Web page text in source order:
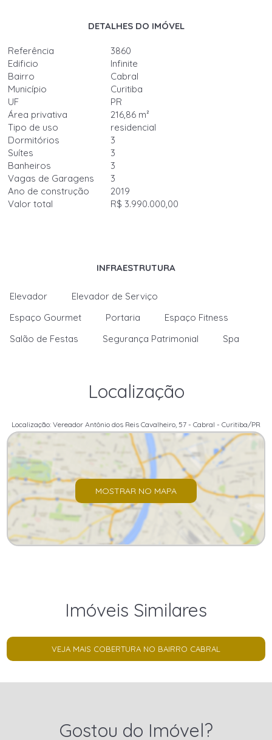
DETALHES DO IMÓVEL
Referência
3860
Edificio
Infinite
Bairro
Cabral
Município
Curitiba
UF
PR
Área privativa
216,86 m²
Tipo de uso
residencial
Dormitórios
3
Suítes
3
Banheiros
3
Vagas de Garagens
3
Ano de construção
2019
Valor total
R$ 3.990.000,00
INFRAESTRUTURA
Elevador
Elevador de Serviço
Espaço Gourmet
Portaria
Espaço Fitness
Salão de Festas
Segurança Patrimonial Spa
Localização
Localização: Vereador Antônio dos Reis Cavalheiro, 57 - Cabral - Curitiba/PR
MOSTRAR NO MAPA
Imóveis Similares
VEJA MAIS COBERTURA NO BAIRRO CABRAL
Gostou do Imóvel?